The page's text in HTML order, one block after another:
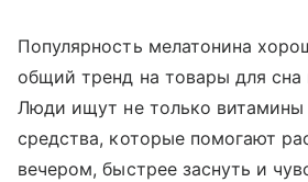
Популярность мелатонина
общий тренд на товары для сна
Люди ищут не только
средства, которые помогают
вечером, быстрее заснуть и